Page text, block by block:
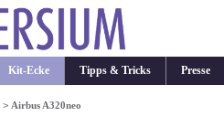
Kit-Ecke Tipps & Tricks Presse
> Airbus A320neo